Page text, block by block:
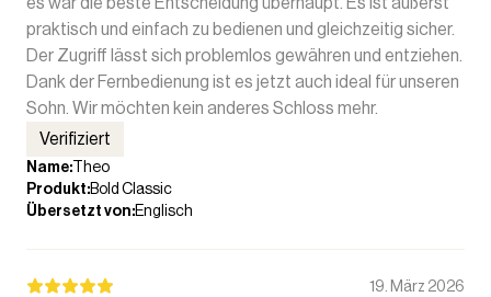
es war die beste Entscheidung überhaupt. Es ist äußerst
praktisch und einfach zu bedienen und gleichzeitig sicher.
Der Zugriff lässt sich problemlos gewähren und entziehen.
Dank der Fernbedienung ist es jetzt auch ideal für unseren
Sohn. Wir möchten kein anderes Schloss mehr.
Verifiziert
Name: Theo
Produkt:Bold Classic
Übersetzt von:Englisch
19. März 2026